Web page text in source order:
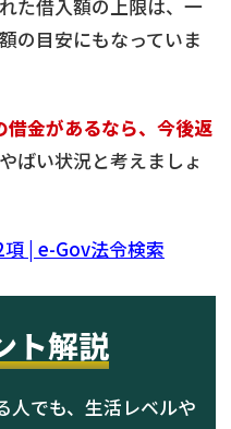
た借入額の上限は、一
の目安にもなっていま
金があるなら、今後返
やばい状況と考えましょ
| e-Gov法令検索
ト解説
人でも、生活レベルや